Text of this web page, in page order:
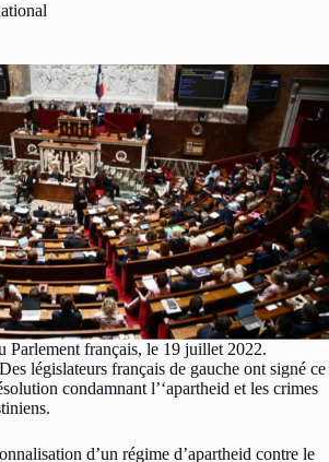
Parlement français, le 19 juillet 2022.
législateurs français de gauche ont signé ce
condamnant l’‘apartheid et les crimes
d’un régime d’apartheid contre le